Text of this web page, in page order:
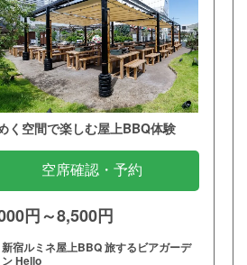
く空間で楽しむ屋上BBQ体験
空席確認・予約
円～8,500円
新宿ルミネ屋上BBQ 旅するビアガーデ
ン Hello